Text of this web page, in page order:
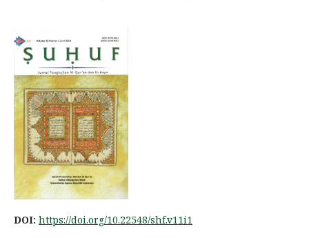
DOI: https://doi.org/10.22548/shf.v11i1